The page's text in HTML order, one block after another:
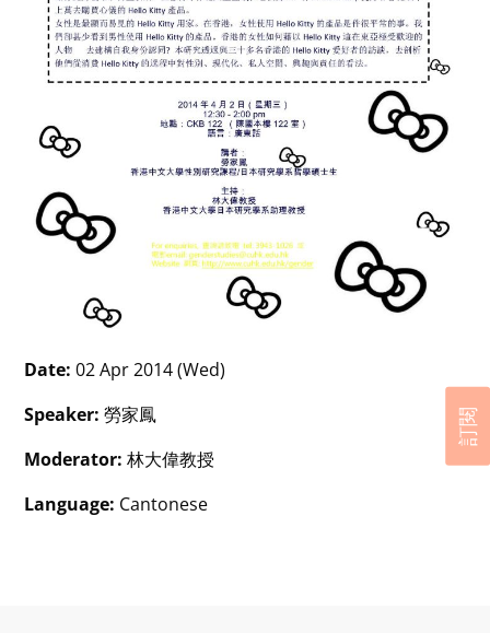
Date: 02 Apr 2014 (Wed)
Speaker: 勞家鳳
Moderator: 林大偉教授
Language: Cantonese
訂閱